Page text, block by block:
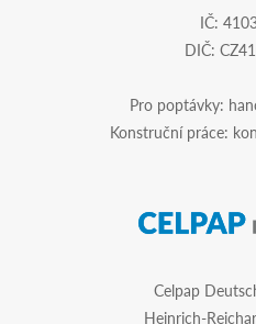
IČ:
DIČ:
Pro poptávky:
Konstruční práce:
Celpap
Heinrich-